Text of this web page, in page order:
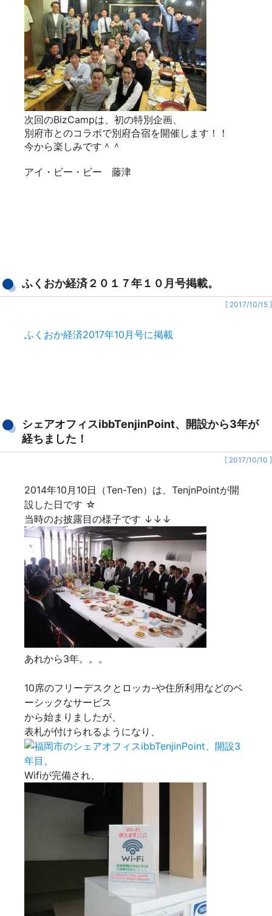
次回のBizCampは、初の特別企画、
別府市とのコラボで別府合宿を開催します！！
今から楽しみです＾＾
アイ・ビー・ビー 藤津
ふくおか経済２０１７年１０月号掲載。
[ 2017/10/15 ]
ふくおか経済2017年10月号に掲載
シェアオフィスibbTenjinPoint、開設から3年が
経ちました！
[ 2017/10/10 ]
2014年10月10日（Ten-Ten）は、TenjnPointが開
設した日です ☆
当時のお披露目の様子です ↓↓↓
あれから3年。。。
10席のフリーデスクとロッカ-や住所利用などのベ
ーシックなサービス
から始まりましたが、
表札が付けられるようになり、
Wifiが完備され、